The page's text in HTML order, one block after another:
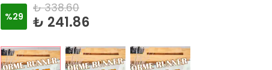
%29
₺ 338.60
₺ 241.86